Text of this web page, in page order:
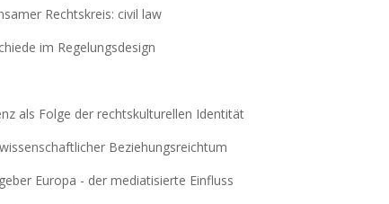
Rechtskreis: civil law
im Regelungsdesign
als Folge der rechtskulturellen Identität
Beziehungsreichtum
Europa - der mediatisierte Einfluss